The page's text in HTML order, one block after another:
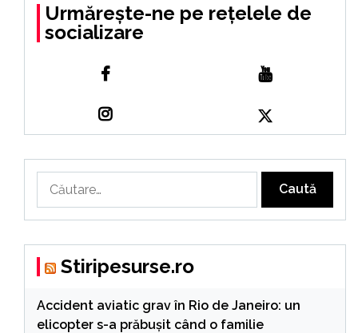
Urmărește-ne pe rețelele de
socializare
după:
Stiripesurse.ro
Accident aviatic grav în Rio de Janeiro: un
elicopter s-a prăbușit când o familie